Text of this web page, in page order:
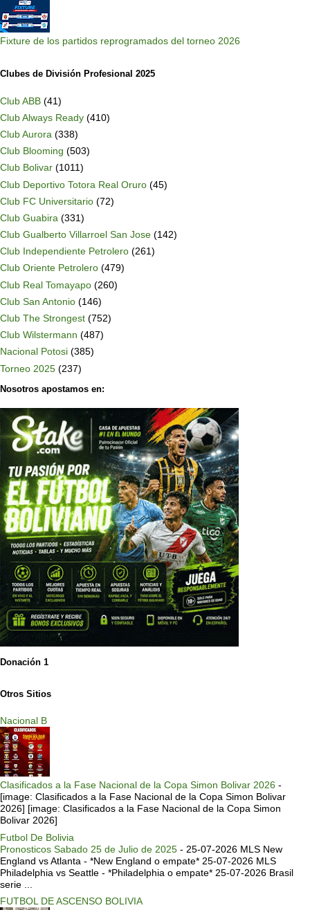
Fixture de los partidos reprogramados del torneo 2026
Clubes de División Profesional 2025
Club ABB (41)
Club Always Ready (410)
Club Aurora (338)
Club Blooming (503)
Club Bolivar (1011)
Club Deportivo Totora Real Oruro (45)
Club FC Universitario (72)
Club Guabira (331)
Club Gualberto Villarroel San Jose (142)
Club Independiente Petrolero (261)
Club Oriente Petrolero (479)
Club Real Tomayapo (260)
Club San Antonio (146)
Club The Strongest (752)
Club Wilstermann (487)
Nacional Potosi (385)
Torneo 2025 (237)
Nosotros apostamos en:
Donación 1
Otros Sitios
Nacional B
Clasificados a la Fase Nacional de la Copa Simon Bolivar 2026 -
[image: Clasificados a la Fase Nacional de la Copa Simon Bolivar
2026] [image: Clasificados a la Fase Nacional de la Copa Simon
Bolivar 2026]
Futbol De Bolivia
Pronosticos Sabado 25 de Julio de 2025 - 25-07-2026 MLS New
England vs Atlanta - *New England o empate* 25-07-2026 MLS
Philadelphia vs Seattle - *Philadelphia o empate* 25-07-2026 Brasil
serie ...
FUTBOL DE ASCENSO BOLIVIA